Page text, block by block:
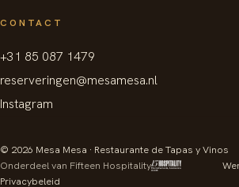
CONTACT
+31 85 087 1479
reserveringen@mesamesa.nl
Instagram
© 2026 Mesa Mesa · Restaurante de Tapas y Vinos
Onderdeel van Fifteen Hospitality
Privacybeleid